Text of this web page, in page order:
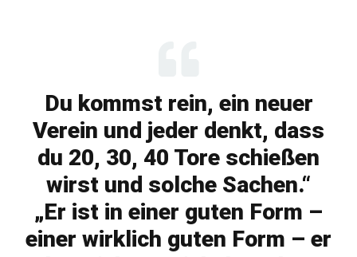
Du kommst rein, ein neuer
Verein und jeder denkt, dass
du 20, 30, 40 Tore schießen
wirst und solche Sachen.“
„Er ist in einer guten Form –
einer wirklich guten Form – er